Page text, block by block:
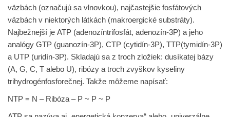
väzbách (označujú sa vlnovkou), najčastejšie fosfátových
väzbách v niektorých látkách (makroergické substráty).
Najbežnejší je ATP (adenozíntrifosfát, adenozín-3P) a jeho
analógy GTP (guanozín-3P), CTP (cytidín-3P), TTP(tymidín-3P)
a UTP (uridín-3P). Skladajú sa z troch zložiek: dusíkatej bázy
(A, G, C, T alebo U), ribózy a troch zvyškov kyseliny
trihydrogénfosforečnej. Takže môžeme napísať:
NTP = N – Ribóza – P ~ P ~ P